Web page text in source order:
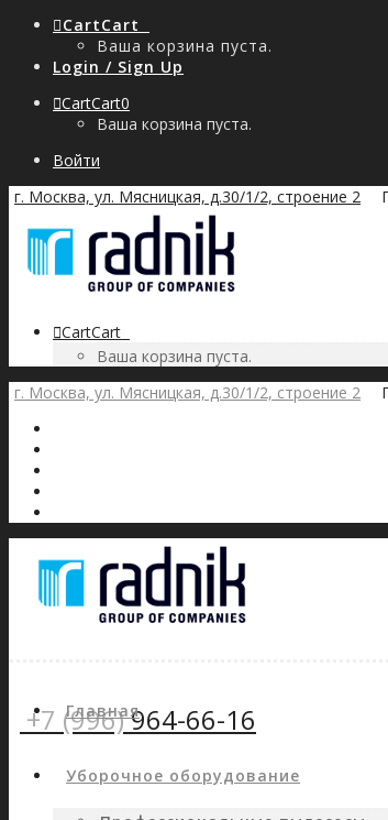
CartCart
Ваша корзина пуста.
Login / Sign Up
CartCart0
Ваша корзина пуста.
Войти
г. Москва, ул. Мясницкая, д.30/1/2, строение 2
CartCart
Ваша корзина пуста.
г. Москва, ул. Мясницкая, д.30/1/2, строение 2
+7 (996)964-66-16
Главная
Уборочное оборудование